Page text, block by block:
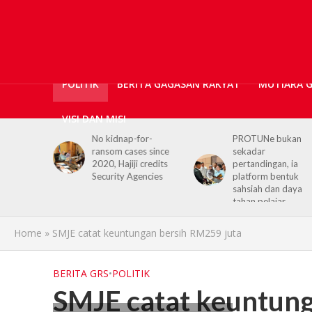
POLITIK BERITA GAGASAN RAKYAT MUTIARA
VISI DAN MISI
PROTUNe bukan
sekadar
pertandingan, ia
platform bentuk
Hajiji receives UK
Commissioner,
reaffirms enduring
Sabah–UK ties
Home » SMJE catat keuntungan bersih RM259 juta
BERITA GRS•POLITIK
SMJE catat